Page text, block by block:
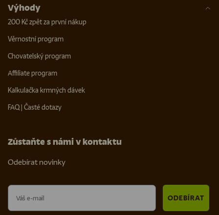
Výhody
200 Kč zpět za první nákup
Věrnostní program
Chovatelský program
Affiliate program
Kalkulačka krmných dávek
FAQ | Časté dotazy
Zůstaňte s námi v kontaktu
Odebírat novinky
Email
ODEBÍRAT